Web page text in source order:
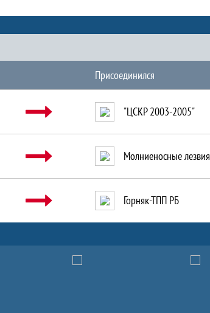
Присоединился
"ЦСКР 2003-2005"
Молниеносные лезвия
Горняк-ТПП РБ